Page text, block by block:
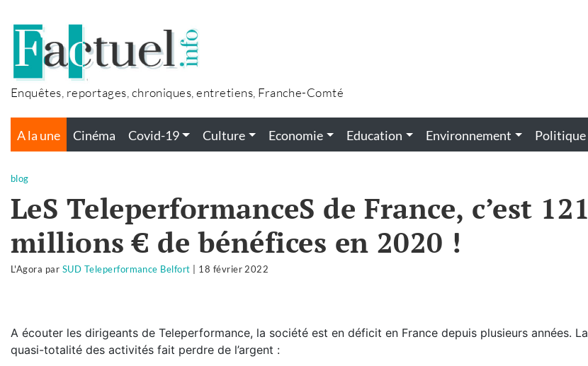
contenu
Enquêtes, reportages, chroniques, entretiens, Franche-Comté
A la une Cinéma Covid-19 Culture Economie Education Environnement Politique
blog
LeS TeleperformanceS de France, c’est 121
millions € de bénéfices en 2020 !
L'Agora par SUD Teleperformance Belfort 18 février 2022
A écouter les dirigeants de Teleperformance, la société est en déficit en France depuis plusieurs années. La
quasi-totalité des activités fait perdre de l’argent :